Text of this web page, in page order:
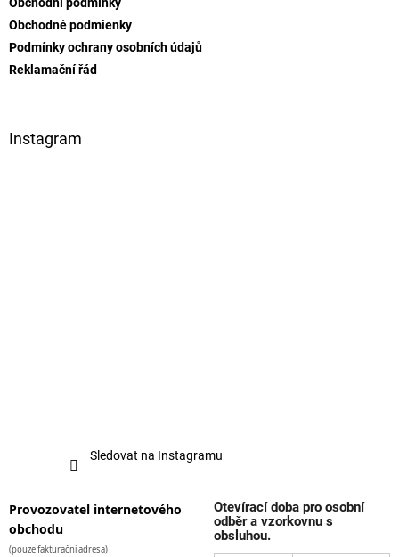
v
Obchodní podmínky
Obchodné podmienky
Podmínky ochrany osobních údajů
Reklamační řád
Instagram
Sledovat na Instagramu
Provozovatel internetového
obchodu
(pouze fakturační adresa)
Otevírací doba pro osobní
odběr a vzorkovnu s
obsluhou.